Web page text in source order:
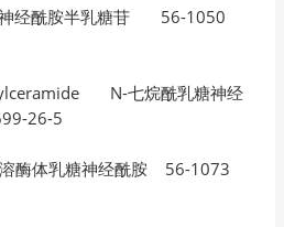
经酰胺半乳糖苷 56-1050
N-七烷酰乳糖神经
26-5
酶体乳糖神经酰胺 56-1073